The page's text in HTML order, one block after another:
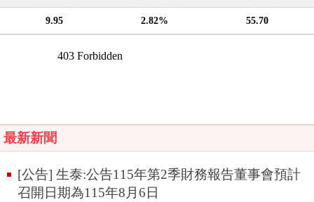
9.95 2.82% 55.70
最新新聞
[公告] 生泰:公告115年第2季財務報告董事會預計
召開日期為115年8月6日